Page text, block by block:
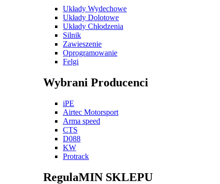
Układy Wydechowe
Układy Dolotowe
Układy Chłodzenia
Silnik
Zawieszenie
Oprogramowanie
Felgi
Wybrani Producenci
iPE
Airtec Motorsport
Arma speed
CTS
D088
KW
Protrack
RegulaMIN SKLEPU